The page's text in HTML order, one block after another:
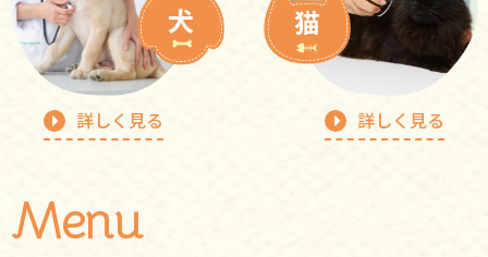
犬
詳しく見る
猫
詳しく見る
Menu